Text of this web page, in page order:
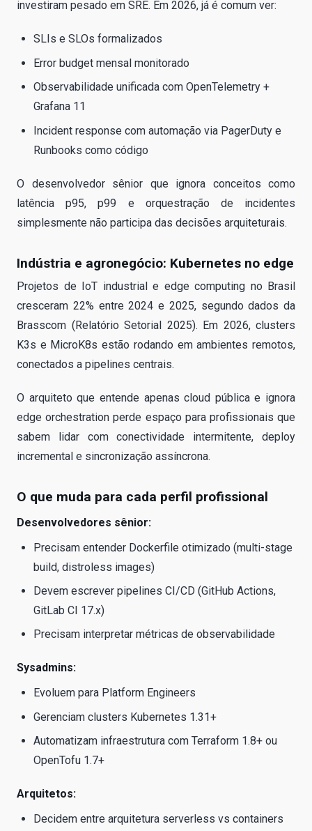
investiram pesado em SRE. Em 2026, já é comum ver:
SLIs e SLOs formalizados
Error budget mensal monitorado
Observabilidade unificada com OpenTelemetry +
Grafana 11
Incident response com automação via PagerDuty e
Runbooks como código
O desenvolvedor sênior que ignora conceitos como
latência p95, p99 e orquestração de incidentes
simplesmente não participa das decisões arquiteturais.
Indústria e agronegócio: Kubernetes no edge
Projetos de IoT industrial e edge computing no Brasil
cresceram 22% entre 2024 e 2025, segundo dados da
Brasscom (Relatório Setorial 2025). Em 2026, clusters
K3s e MicroK8s estão rodando em ambientes remotos,
conectados a pipelines centrais.
O arquiteto que entende apenas cloud pública e ignora
edge orchestration perde espaço para profissionais que
sabem lidar com conectividade intermitente, deploy
incremental e sincronização assíncrona.
O que muda para cada perfil profissional
Desenvolvedores sênior:
Precisam entender Dockerfile otimizado (multi-stage
build, distroless images)
Devem escrever pipelines CI/CD (GitHub Actions,
GitLab CI 17.x)
Precisam interpretar métricas de observabilidade
Sysadmins:
Evoluem para Platform Engineers
Gerenciam clusters Kubernetes 1.31+
Automatizam infraestrutura com Terraform 1.8+ ou
OpenTofu 1.7+
Arquitetos:
Decidem entre arquitetura serverless vs containers